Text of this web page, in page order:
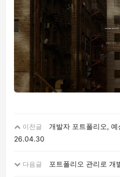
이전글
개발자 포트폴리오,
26.04.30
다음글 포트폴리오 관리로 개